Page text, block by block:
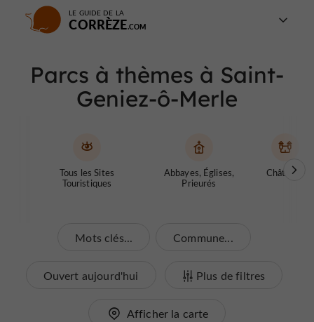
LE GUIDE DE LA
CORRÈZE
Parcs à thèmes à Saint-
Geniez-ô-Merle
Tous les Sites
Touristiques
Abbayes, Églises,
Prieurés
Châteaux
Mots clés... Commune...
Ouvert aujourd'hui Plus de filtres
Afficher la carte